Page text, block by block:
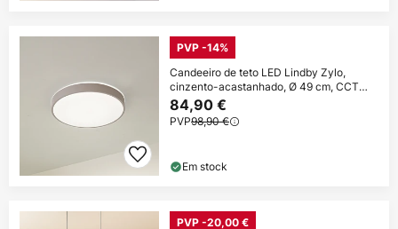
PVP -14%
Candeeiro de teto LED Lindby Zylo,
cinzento-acastanhado, Ø 49 cm, CCT
regulável
84,90 €
PVP98,90 €
Em stock
PVP -20,00 €